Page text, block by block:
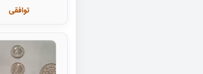
توافقی